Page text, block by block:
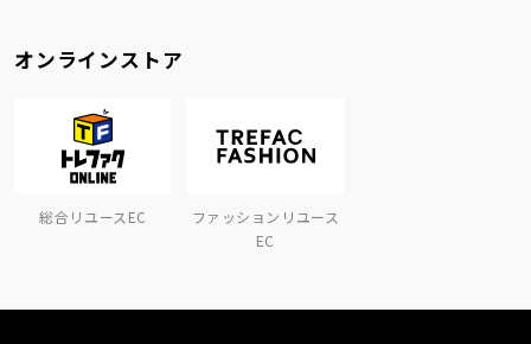
オンラインストア
総合リユースEC
ファッションリユース
EC